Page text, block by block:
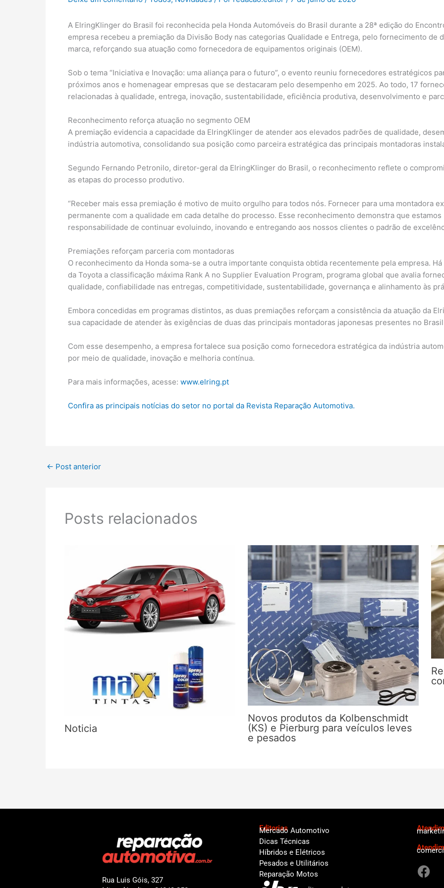
A ElringKlinger do Brasil foi reconhecida pela Honda Automóveis do Brasil durante a 28ª edição do
empresa recebeu a premiação da Divisão Body nas categorias Qualidade e Entrega, pelo fornecimento
marca, reforçando sua atuação como fornecedora de equipamentos originais (OEM).
Sob o tema “Iniciativa e Inovação: uma aliança para o futuro”, o evento reuniu fornecedores estratégicos
próximos anos e homenagear empresas que se destacaram pelo desempenho em 2025. Ao todo, 17
relacionadas à qualidade, entrega, inovação, sustentabilidade, eficiência produtiva, desenvolvimento e
Reconhecimento reforça atuação no segmento OEM
A premiação evidencia a capacidade da ElringKlinger de atender aos elevados padrões de qualidade,
indústria automotiva, consolidando sua posição como parceira estratégica das principais montadoras
Segundo Fernando Petronilo, diretor-geral da ElringKlinger do Brasil, o reconhecimento reflete o
as etapas do processo produtivo.
“Receber mais essa premiação é motivo de muito orgulho para todos nós. Fornecer para uma montadora
permanente com a qualidade em cada detalhe do processo. Esse reconhecimento demonstra que
responsabilidade de continuar evoluindo, inovando e entregando aos nossos clientes o padrão de
Premiações reforçam parceria com montadoras
O reconhecimento da Honda soma-se a outra importante conquista obtida recentemente pela empresa.
da Toyota a classificação máxima Rank A no Supplier Evaluation Program, programa global que avalia
qualidade, confiabilidade nas entregas, competitividade, sustentabilidade, governança e alinhamento às
Embora concedidas em programas distintos, as duas premiações reforçam a consistência da atuação da
sua capacidade de atender às exigências de duas das principais montadoras japonesas presentes no
Com esse desempenho, a empresa fortalece sua posição como fornecedora estratégica da indústria
por meio de qualidade, inovação e melhoria contínua.
Para mais informações, acesse: www.elring.pt
Confira as principais notícias do setor no portal da Revista Reparação Automotiva.
← Post anterior
Posts relacionados
Noticia
Novos produtos da Kolbenschmidt
(KS) e Pierburg para veículos leves
e pesados
Rua Luis Góis, 327
Editorias
Mercado Automotivo
Dicas Técnicas
Híbridos e Elétricos
Pesados e Utilitários
Reparação Motos
F
a